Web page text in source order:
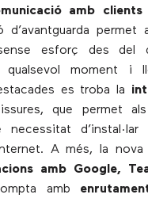
amb
d’avantguarda permet
esforç des del
qualsevol moment i
es troba la
que permet
necessitat
A més, la nova
amb Google,
amb